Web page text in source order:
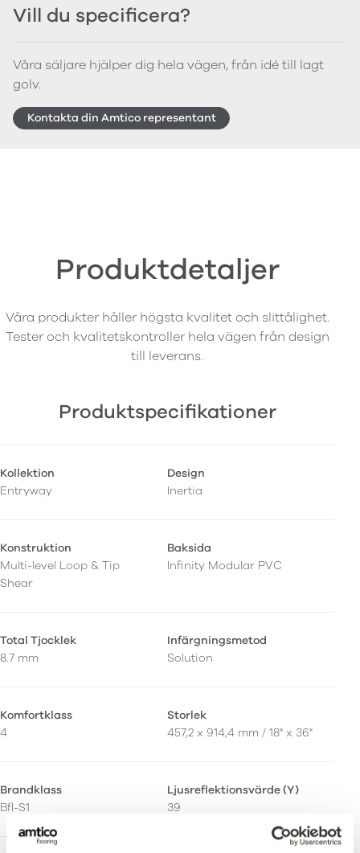
Vill du specificera?
Våra säljare hjälper dig hela vägen, från idé till lagt
golv.
Kontakta din Amtico representant
Produktdetaljer
Våra produkter håller högsta kvalitet och slittålighet.
Tester och kvalitetskontroller hela vägen från design
till leverans.
Produktspecifikationer
Kollektion
Entryway
Design
Inertia
Konstruktion
Multi-level Loop & Tip
Shear
Baksida
Infinity Modular PVC
Total Tjocklek
8.7 mm
Infärgningsmetod
Solution
Komfortklass
4
Storlek
457,2 x 914,4 mm / 18" x 36"
Brandklass
Bfl-S1
Ljusreflektionsvärde (Y)
39